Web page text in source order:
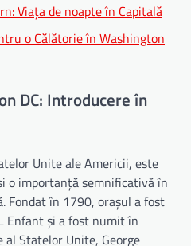
Viața de noapte în Capitală
o Călătorie în Washington
DC: Introducere în
Unite ale Americii, este
o importanță semnificativă în
Fondat în 1790, orașul a fost
Enfant și a fost numit în
Statelor Unite, George